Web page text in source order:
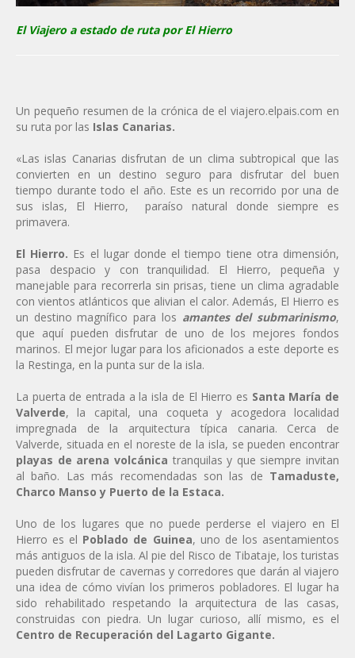
El Viajero a estado de ruta por El Hierro
Un pequeño resumen de la crónica de el viajero.elpais.com en
su ruta por las Islas Canarias.
«Las islas Canarias disfrutan de un clima subtropical que las
convierten en un destino seguro para disfrutar del buen
tiempo durante todo el año. Este es un recorrido por una de
sus islas, El Hierro, paraíso natural donde siempre es
primavera.
El Hierro. Es el lugar donde el tiempo tiene otra dimensión,
pasa despacio y con tranquilidad. El Hierro, pequeña y
manejable para recorrerla sin prisas, tiene un clima agradable
con vientos atlánticos que alivian el calor. Además, El Hierro es
un destino magnífico para los amantes del submarinismo,
que aquí pueden disfrutar de uno de los mejores fondos
marinos. El mejor lugar para los aficionados a este deporte es
la Restinga, en la punta sur de la isla.
La puerta de entrada a la isla de El Hierro es Santa María de
Valverde, la capital, una coqueta y acogedora localidad
impregnada de la arquitectura típica canaria. Cerca de
Valverde, situada en el noreste de la isla, se pueden encontrar
playas de arena volcánica tranquilas y que siempre invitan
al baño. Las más recomendadas son las de Tamaduste,
Charco Manso y Puerto de la Estaca.
Uno de los lugares que no puede perderse el viajero en El
Hierro es el Poblado de Guinea, uno de los asentamientos
más antiguos de la isla. Al pie del Risco de Tibataje, los turistas
pueden disfrutar de cavernas y corredores que darán al viajero
una idea de cómo vivían los primeros pobladores. El lugar ha
sido rehabilitado respetando la arquitectura de las casas,
construidas con piedra. Un lugar curioso, allí mismo, es el
Centro de Recuperación del Lagarto Gigante.